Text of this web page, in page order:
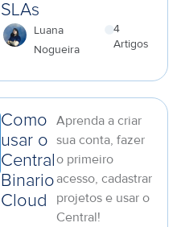
SLAs
Luana
Nogueira
4
Artigos
Como
usar o
Central
Binario
Cloud
Aprenda a criar
sua conta, fazer
o primeiro
acesso, cadastrar
projetos e usar o
Central!